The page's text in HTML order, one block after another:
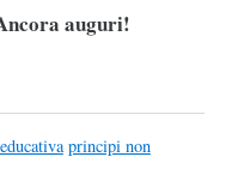
auguri!
principi non